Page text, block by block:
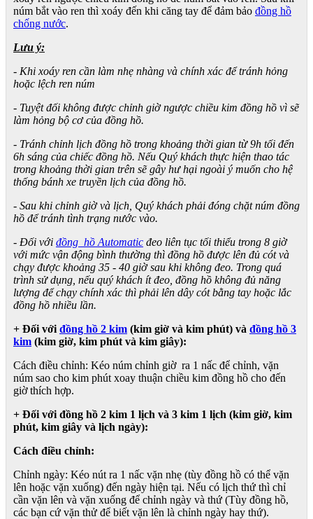
núm bắt vào ren thì xoáy đến khi căng tay để đảm bảo đồng hồ
chống nước.
Lưu ý:
- Khi xoáy ren cần làm nhẹ nhàng và chính xác để tránh hỏng
hoặc lệch ren núm
- Tuyệt đối không được chỉnh giờ ngược chiều kim đồng hồ vì sẽ
làm hỏng bộ cơ của đồng hồ.
- Tránh chỉnh lịch đồng hồ trong khoảng thời gian từ 9h tối đến
6h sáng của chiếc đồng hồ. Nếu Quý khách thực hiện thao tác
trong khoảng thời gian trên sẽ gây hư hại ngoài ý muốn cho hệ
thống bánh xe truyền lịch của đồng hồ.
- Sau khi chỉnh giờ và lịch, Quý khách phải đóng chặt núm đồng
hồ để tránh tình trạng nước vào.
- Đối với đồng hồ Automatic đeo liên tục tối thiểu trong 8 giờ
với mức vận động bình thường thì đồng hồ được lên đủ cót và
chạy được khoảng 35 - 40 giờ sau khi không đeo. Trong quá
trình sử dụng, nếu quý khách ít đeo, đồng hồ không đủ năng
lượng để chạy chính xác thì phải lên dây cót bằng tay hoặc lắc
đồng hồ nhiều lần.
+ Đối với đồng hồ 2 kim (kim giờ và kim phút) và đồng hồ 3
kim (kim giờ, kim phút và kim giây):
Cách điều chỉnh: Kéo núm chỉnh giờ ra 1 nấc để chỉnh, vặn
núm sao cho kim phút xoay thuận chiều kim đồng hồ cho đến
giờ thích hợp.
+ Đối với đồng hồ 2 kim 1 lịch và 3 kim 1 lịch (kim giờ, kim
phút, kim giây và lịch ngày):
Cách điều chỉnh:
Chỉnh ngày: Kéo nút ra 1 nấc vặn nhẹ (tùy đồng hồ có thể vặn
lên hoặc vặn xuống) đến ngày hiện tại. Nếu có lịch thứ thì chỉ
cần vặn lên và vặn xuống để chỉnh ngày và thứ (Tùy đồng hồ,
các bạn cứ vặn thử để biết vặn lên là chỉnh ngày hay thứ).